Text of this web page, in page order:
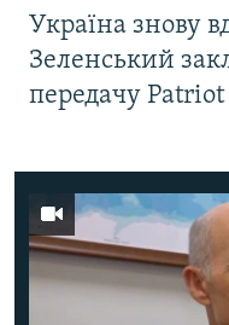
Україна знову
Зеленський
передачу Patriot